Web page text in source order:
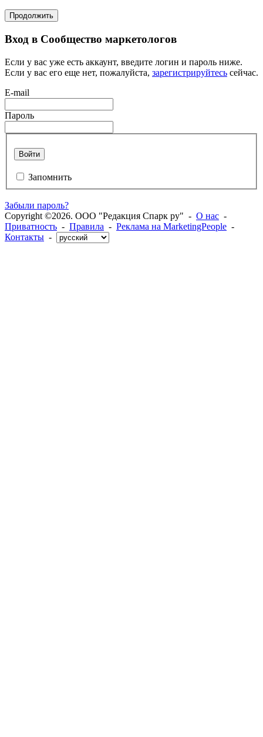
Продолжить
Вход в Сообщество маркетологов
Если у вас уже есть аккаунт, введите логин и пароль ниже.
Если у вас его еще нет, пожалуйста, зарегистрируйтесь сейчас.
E-mail
Пароль
Войти
Запомнить
Забыли пароль?
Copyright ©2026. ООО "Редакция Спарк ру" - О нас -
Приватность - Правила - Реклама на MarketingPeople -
Контакты -